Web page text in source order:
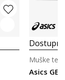
Asics
Muške